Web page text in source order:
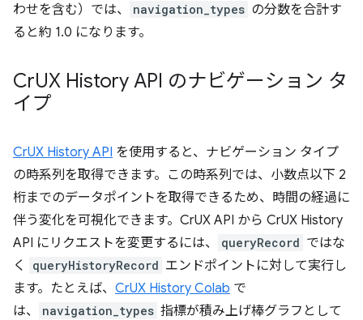
わせを含む）では、
navigation_types の分数を合計す
ると約 1.0 になります。
CrUX History API のナビゲーション タ
イプ
CrUX History API を使用すると、ナビゲーション タイプ
の時系列を取得できます。この時系列では、小数点以下 2
桁までのデータポイントを取得できるため、時間の経過に
伴う変化を可視化できます。CrUX API から CrUX History
API にリクエストを変更するには、
queryRecord ではな
く
queryHistoryRecord エンドポイントに対して実行し
ます。たとえば、 CrUX History Colab で
は、
navigation_types 指標が積み上げ棒グラフとして